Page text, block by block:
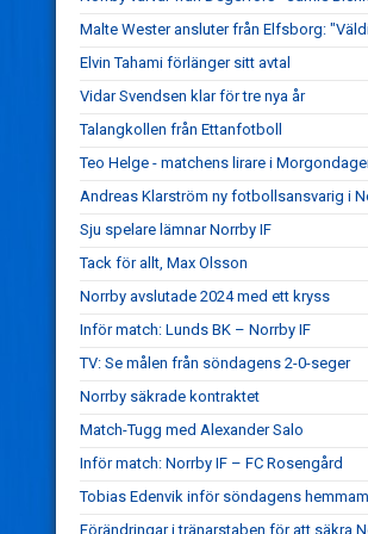
Malte Wester ansluter från Elfsborg:
Elvin Tahami förlänger sitt avtal
Vidar Svendsen klar för tre nya år
Talangkollen från Ettanfotboll
Teo Helge - matchens lirare i
Andreas Klarström ny fotbollsansvarig i
Sju spelare lämnar Norrby IF
Tack för allt, Max Olsson
Norrby avslutade 2024 med ett kryss
Inför match: Lunds BK – Norrby IF
TV: Se målen från söndagens 2-0-seger
Norrby säkrade kontraktet
Match-Tugg med Alexander Salo
Inför match: Norrby IF – FC Rosengård
Tobias Edenvik inför söndagens
Förändringar i tränarstaben för att säkra